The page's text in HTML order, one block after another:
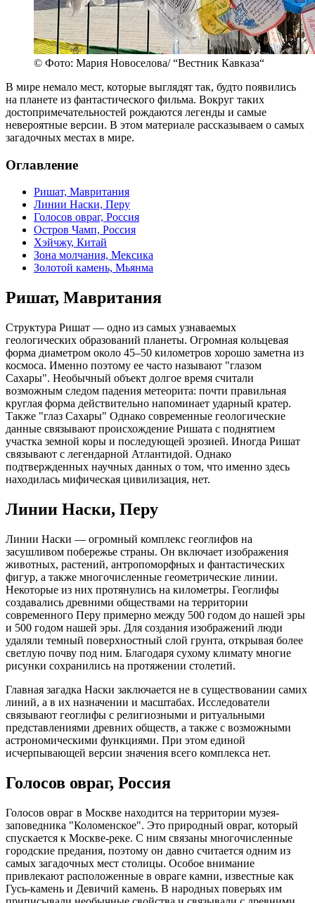
© Фото: Мария Новоселова/ “Вестник Кавказа“
В мире немало мест, которые выглядят так, будто появились
на планете из фантастического фильма. Вокруг таких
достопримечательностей рождаются легенды и самые
невероятные версии. В этом материале рассказываем о самых
загадочных местах в мире.
Оглавление
Ришат, Мавритания
Линии Наски, Перу
Голосов овраг, Россия
Остров Чамп, Россия
Хэйчжу, Китай
Зона молчания, Мексика
Золотой камень, Мьянма
Ришат, Мавритания
Структура Ришат — одно из самых узнаваемых
геологических образований планеты. Огромная кольцевая
форма диаметром около 45–50 километров хорошо заметна из
космоса. Именно поэтому ее часто называют "глазом
Сахары". Необычный объект долгое время считали
возможным следом падения метеорита: почти правильная
круглая форма действительно напоминает ударный кратер.
Также "глаз Сахары" Однако современные геологические
данные связывают происхождение Ришата с поднятием
участка земной коры и последующей эрозией. Иногда Ришат
связывают с легендарной Атлантидой. Однако
подтвержденных научных данных о том, что именно здесь
находилась мифическая цивилизация, нет.
Линии Наски, Перу
Линии Наски — огромный комплекс геоглифов на
засушливом побережье страны. Он включает изображения
животных, растений, антропоморфных и фантастических
фигур, а также многочисленные геометрические линии.
Некоторые из них протянулись на километры. Геоглифы
создавались древними обществами на территории
современного Перу примерно между 500 годом до нашей эры
и 500 годом нашей эры. Для создания изображений люди
удаляли темный поверхностный слой грунта, открывая более
светлую почву под ним. Благодаря сухому климату многие
рисунки сохранились на протяжении столетий.
Главная загадка Наски заключается не в существовании самих
линий, а в их назначении и масштабах. Исследователи
связывают геоглифы с религиозными и ритуальными
представлениями древних обществ, а также с возможными
астрономическими функциями. При этом единой
исчерпывающей версии значения всего комплекса нет.
Голосов овраг, Россия
Голосов овраг в Москве находится на территории музея-
заповедника "Коломенское". Это природный овраг, который
спускается к Москве-реке. С ним связаны многочисленные
городские предания, поэтому он давно считается одним из
самых загадочных мест столицы. Особое внимание
привлекают расположенные в овраге камни, известные как
Гусь-камень и Девичий камень. В народных поверьях им